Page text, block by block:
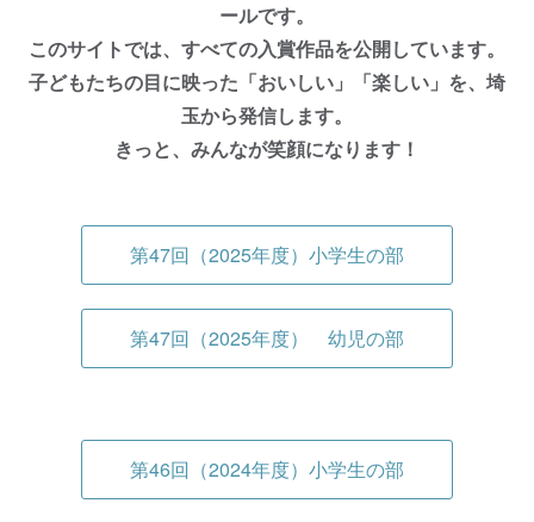
ールです。
このサイトでは、すべての入賞作品を公開しています。
子どもたちの目に映った「おいしい」「楽しい」を、埼
玉から発信します。
きっと、みんなが笑顔になります！
第47回（2025年度）小学生の部
第47回（2025年度） 幼児の部
第46回（2024年度）小学生の部